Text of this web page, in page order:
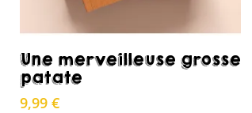
Acheter
Une merveilleuse grosse
patate
9,99 €